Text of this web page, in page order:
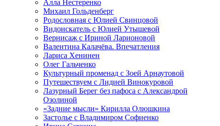
Алла Нестеренко
Михаил Гольденберг
Родословная с Юлией Свинцовой
Видоискатель с Юлией Утышевой
Вернисаж с Ириной Ларионовой
Валентина Калачёва. Впечатления
Лариса Хенинен
Олег Гальченко
Культурный променад с Зоей Арнаутовой
Путешествуем с Лидией Винокуровой
Лазурный Берег без пафоса с Александрой
Озолиной
«Задние мысли» Кирилла Олюшкина
Застолье с Владимиром Софиенко